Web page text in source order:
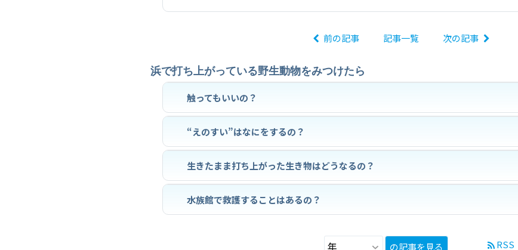
前の記事 記事一覧 次の記事
浜で打ち上がっている野生動物をみつけたら
触ってもいいの？
“えのすい”はなにをするの？
生きたまま打ち上がった生き物はどうなるの？
水族館で救護することはあるの？
の記事を見る RSS